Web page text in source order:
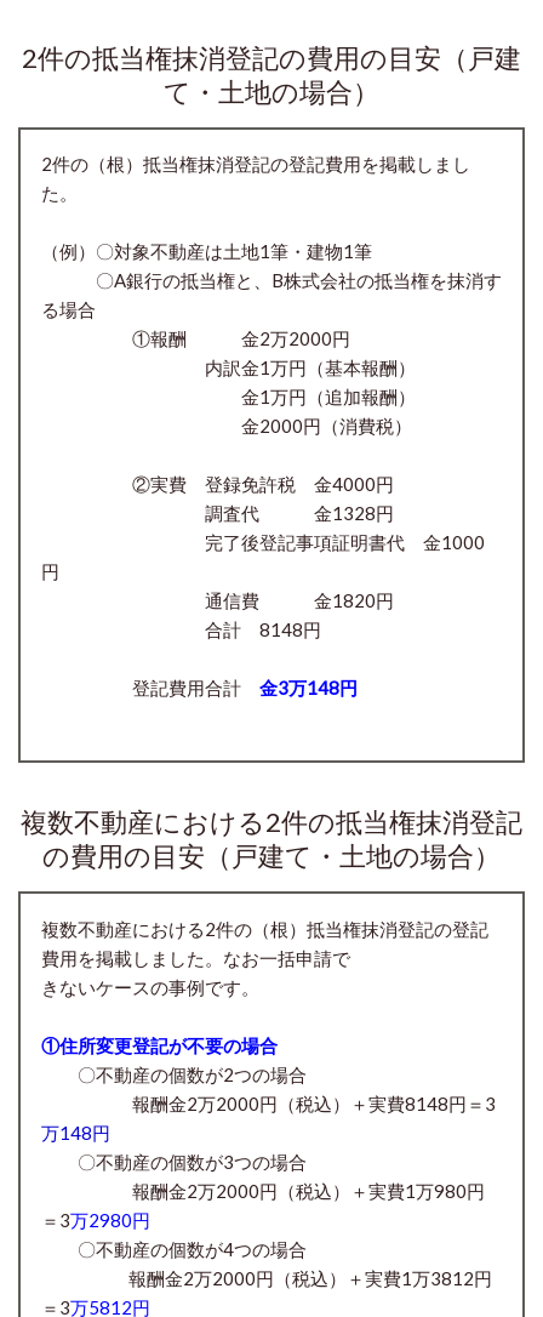
2件の抵当権抹消登記の費用の目安（戸建
て・土地の場合）
2件の（根）抵当権抹消登記の登記費用を掲載しまし
た。
（例）〇対象不動産は土地1筆・建物1筆
〇A銀行の抵当権と、B株式会社の抵当権を抹消す
る場合
①報酬 金2万2000円
内訳金1万円（基本報酬）
金1万円（追加報酬）
金2000円（消費税）
②実費 登録免許税 金4000円
調査代 金1328円
完了後登記事項証明書代 金1000
円
通信費 金1820円
合計 8148円
登記費用合計 金3万148円
複数不動産における2件の抵当権抹消登記
の費用の目安（戸建て・土地の場合）
複数不動産における2件の（根）抵当権抹消登記の登記
費用を掲載しました。なお一括申請で
きないケースの事例です。
①住所変更登記が不要の場合
〇不動産の個数が2つの場合
報酬金2万2000円（税込）＋実費8148円＝3
万148円
〇不動産の個数が3つの場合
報酬金2万2000円 （税込）＋実費1万980円
＝3万2980円
〇不動産の個数が4つの場合
報酬金2万2000円 （税込）＋実費1万3812円
＝3万5812円